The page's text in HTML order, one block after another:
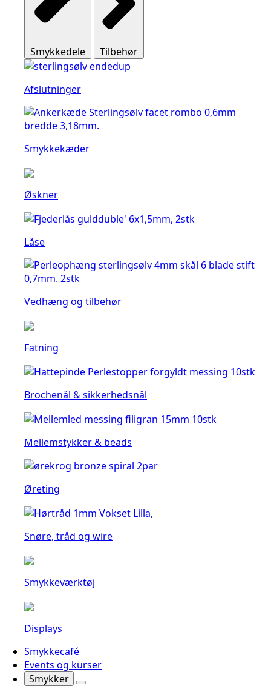
Smykkedele Tilbehør
Afslutninger
Smykkekæder
Øskner
Låse
Vedhæng og tilbehør
Fatning
Brochenål & sikkerhedsnål
Mellemstykker & beads
Øreting
Snøre, tråd og wire
Smykkeværktøj
Displays
Smykkecafé
Events og kurser
Smykker